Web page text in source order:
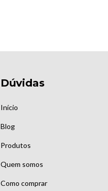
Dúvidas
Início
Blog
Produtos
Quem somos
Como comprar